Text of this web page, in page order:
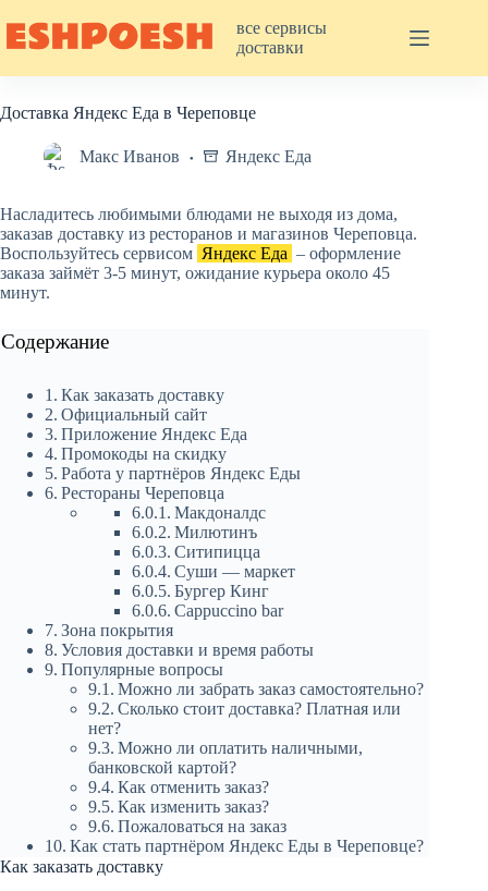
к
сути
все сервисы
доставки
Доставка Яндекс Еда в Череповце
Макс Иванов Яндекс Еда
Насладитесь любимыми блюдами не выходя из дома,
заказав доставку из ресторанов и магазинов Череповца.
Воспользуйтесь сервисом Яндекс Еда – оформление
заказа займёт 3-5 минут, ожидание курьера около 45
минут.
Содержание
Как заказать доставку
Официальный сайт
Приложение Яндекс Еда
Промокоды на скидку
Работа у партнёров Яндекс Еды
Рестораны Череповца
Макдоналдс
Милютинъ
Ситипицца
Суши — маркет
Бургер Кинг
Cappuccino bar
Зона покрытия
Условия доставки и время работы
Популярные вопросы
Можно ли забрать заказ самостоятельно?
Сколько стоит доставка? Платная или
нет?
Можно ли оплатить наличными,
банковской картой?
Как отменить заказ?
Как изменить заказ?
Пожаловаться на заказ
Как стать партнёром Яндекс Еды в Череповце?
Как заказать доставку